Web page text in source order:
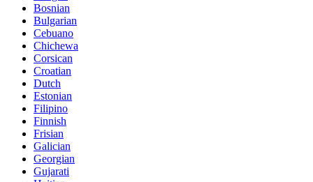
Bosnian
Bulgarian
Cebuano
Chichewa
Corsican
Croatian
Dutch
Estonian
Filipino
Finnish
Frisian
Galician
Georgian
Gujarati